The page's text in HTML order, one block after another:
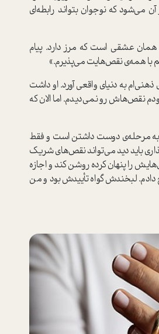
می‌شود که نوجوان بتواند رابطه‌ای
عشقی است که مرز دارد. پیام
با همه‌ی نقص‌هایت می‌پذیرم.»
به دنیای واقعی آورد. او داشت
نقص‌هاش رو نمی‌دیدم. اما الان که
به مرحله‌ی دوست داشتن است و فقط
باید دید می‌تواند نقص‌های شریک
را پنهان کرده روشن کند و اجازه
لبخندش گواه تأییدش بود و من